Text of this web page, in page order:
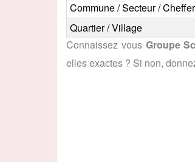
Commune / Secteur /
Quartier / Village
Connaissez vous Groupe
elles exactes ? Si non,